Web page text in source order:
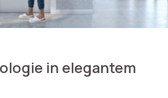
in elegantem